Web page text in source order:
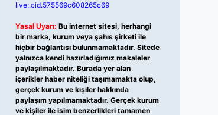
live:.cid.575569c608265c69
Yasal Uyarı: Bu internet sitesi, herhangi
bir marka, kurum veya şahıs şirketi ile
hiçbir bağlantısı bulunmamaktadır. Sitede
yalnızca kendi hazırladığımız makaleler
paylaşılmaktadır. Burada yer alan
içerikler haber niteliği taşımamakta olup,
gerçek kurum ve kişiler hakkında
paylaşım yapılmamaktadır. Gerçek kurum
ve kişiler ile isim benzerlikleri tamamen